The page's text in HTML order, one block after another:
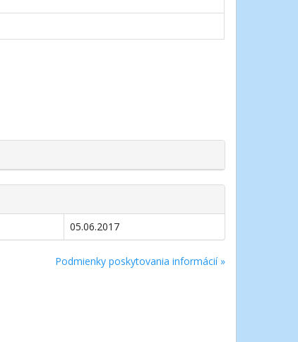
05.06.2017
Podmienky poskytovania informácií »